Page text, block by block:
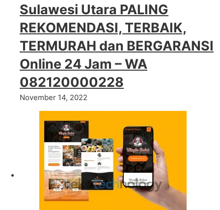
Sulawesi Utara PALING
REKOMENDASI, TERBAIK,
TERMURAH dan BERGARANSI
Online 24 Jam – WA
082120000228
November 14, 2022